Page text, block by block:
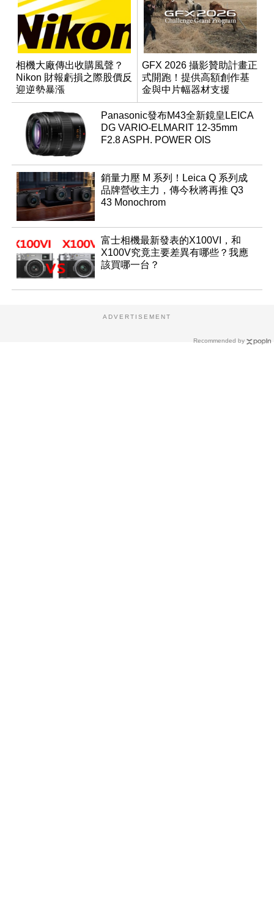
相機大廠傳出收購風聲？
Nikon 財報虧損之際股價反
迎逆勢暴漲
GFX 2026 攝影贊助計畫正
式開跑！提供高額創作基
金與中片幅器材支援
Panasonic發布M43全新鏡皇LEICA
DG VARIO-ELMARIT 12-35mm
F2.8 ASPH. POWER OIS
銷量力壓 M 系列！Leica Q 系列成
品牌營收主力，傳今秋將再推 Q3
43 Monochrom
富士相機最新發表的X100VI，和
X100V究竟主要差異有哪些？我應
該買哪一台？
Recommended by
ADVERTISEMENT